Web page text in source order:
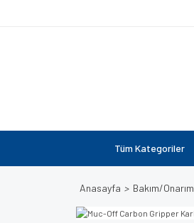
Tüm Kategoriler
Anasayfa Bakım/Onarım